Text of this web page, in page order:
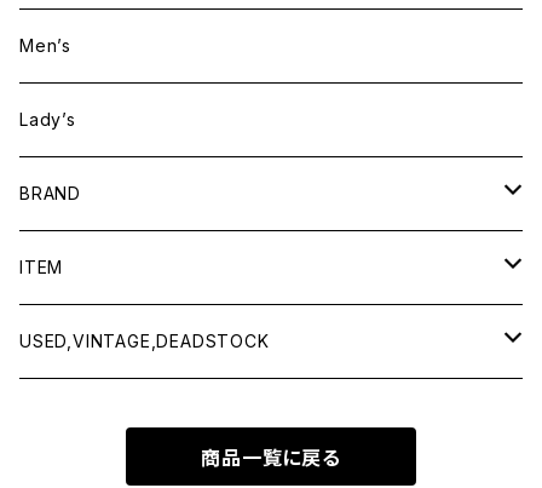
Men’s
Lady’s
BRAND
BAICYCLON by bagjack
Baserange
ITEM
Men
USED,VINTAGE,DEADSTOCK
商品一覧に戻る